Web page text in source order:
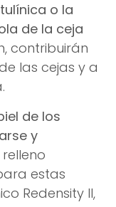
o la
de la ceja
contribuirán
las cejas y a
de los
y
estas
Redensity II,